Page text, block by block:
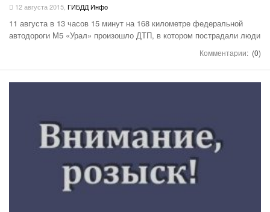
12 августа 2015 ГИБДД Инфо
11 августа в 13 часов 15 минут на 168 километре федеральной
автодороги М5 «Урал» произошло ДТП, в котором пострадали люди
Комментарии: (0)